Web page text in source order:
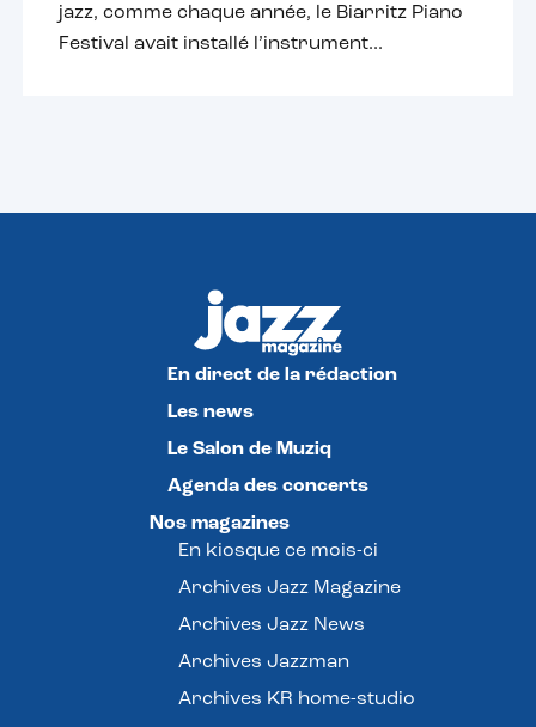
jazz, comme chaque année, le Biarritz Piano
Festival avait installé l’instrument...
En direct de la rédaction
Les news
Le Salon de Muziq
Agenda des concerts
Nos magazines
En kiosque ce mois-ci
Archives Jazz Magazine
Archives Jazz News
Archives Jazzman
Archives KR home-studio